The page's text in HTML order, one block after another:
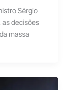
Sérgio
as decisões
massa